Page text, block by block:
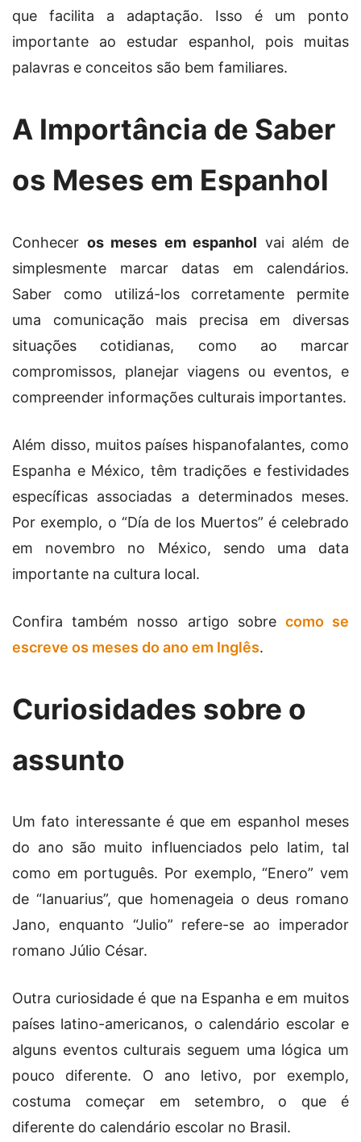
que facilita a adaptação. Isso é um ponto
importante ao estudar espanhol, pois muitas
palavras e conceitos são bem familiares.
A Importância de Saber
os Meses em Espanhol
Conhecer os meses em espanhol vai além de
simplesmente marcar datas em calendários.
Saber como utilizá-los corretamente permite
uma comunicação mais precisa em diversas
situações cotidianas, como ao marcar
compromissos, planejar viagens ou eventos, e
compreender informações culturais importantes.
Além disso, muitos países hispanofalantes, como
Espanha e México, têm tradições e festividades
específicas associadas a determinados meses.
Por exemplo, o “Día de los Muertos” é celebrado
em novembro no México, sendo uma data
importante na cultura local.
Confira também nosso artigo sobre como se
escreve os meses do ano em Inglês.
Curiosidades sobre o
assunto
Um fato interessante é que em espanhol meses
do ano são muito influenciados pelo latim, tal
como em português. Por exemplo, “Enero” vem
de “Ianuarius”, que homenageia o deus romano
Jano, enquanto “Julio” refere-se ao imperador
romano Júlio César.
Outra curiosidade é que na Espanha e em muitos
países latino-americanos, o calendário escolar e
alguns eventos culturais seguem uma lógica um
pouco diferente. O ano letivo, por exemplo,
costuma começar em setembro, o que é
diferente do calendário escolar no Brasil.